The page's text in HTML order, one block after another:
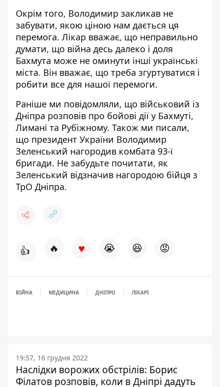
Окрім того, Володимир закликав не
забувати, якою ціною нам дається ця
перемога. Лікар вважає, що неправильно
думати, що війна десь далеко і доля
Бахмута може не оминути інші українські
міста. Він вважає, що треба згуртуватися і
робити все для нашої перемоги.
Раніше ми повідомляли, що військовий із
Дніпра розповів про бойові дії у Бахмуті,
Лимані та Рубіжному. Також ми писали,
що президент України Володимир
Зеленський нагородив комбата 93-ї
бригади. Не забудьте почитати, як
Зеленський відзначив нагородою бійця з
ТрО Дніпра.
👍 🔥 ♥ 😭 😆 😡
ВІЙНА МЕДИЦИНА ДНІПРО ЛІКАРІ
19:57, 16 грудня 2022
Наслідки ворожих обстрілів: Борис
Філатов розповів, коли в Дніпрі дадуть